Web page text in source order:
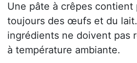
Une pâte à crêpes contient
toujours des œufs et du
ingrédients ne doivent pas
à température ambiante.